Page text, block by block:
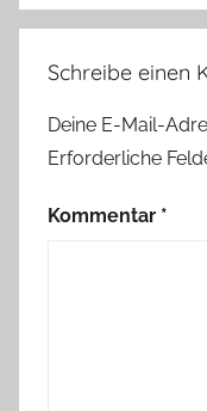
Schreibe einen
Deine E-Mail-
Erforderliche
Kommentar *